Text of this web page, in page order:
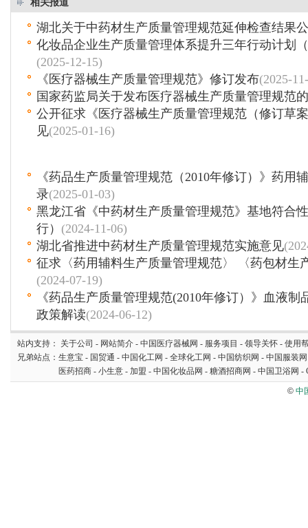
相关报道
湖北关于中药材生产质量管理规范延伸检查结果
化妆品企业生产质量管理体系提升三年行动计划
(2025-12-15)
《医疗器械生产质量管理规范》修订发布(2025-
国家药监局关于发布医疗器械生产质量管理规范
公开征求《医疗器械生产质量管理规范（修订草
见(2025-01-16)
《药品生产质量管理规范（2010年修订）》药用
录(2025-01-03)
黑龙江省《中药材生产质量管理规范》基地符合
行） (2024-11-06)
湖北省推进中药材生产质量管理规范实施意见
征求〈药用辅料生产质量管理规范〉 〈药包材生
(2024-07-19)
《药品生产质量管理规范(2010年修订）》血液制
政策解读(2024-06-12)
站内支持： 关于公司 - 网站简介 - 中国医疗器械网 - 服务项目 - 领导关怀 - 使用
兄弟站点： 生意宝 - 国贸通 - 中国化工网 - 全球化工网 - 中国纺织网 - 中国服装网
医药招商 - 小生意 - 加盟 - 中国化妆品网 - 糖酒招商网 - 中国卫浴网 -
© 中